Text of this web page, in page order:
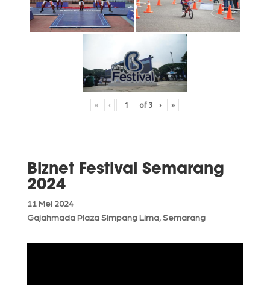
« ‹ of3 › »
Biznet Festival Semarang
2024
11 Mei 2024
Gajahmada Plaza Simpang Lima, Semarang